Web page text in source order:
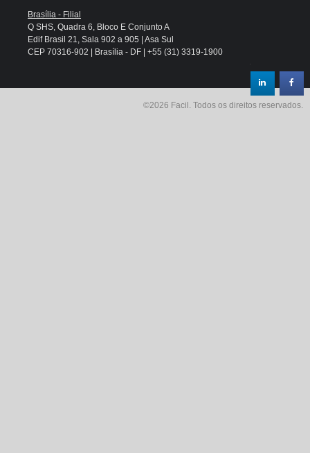
Brasília - Filial
Q SHS, Quadra 6, Bloco E Conjunto A
Edif Brasil 21, Sala 902 a 905 | Asa Sul
CEP 70316-902 | Brasília - DF | +55 (31) 3319-1900
.
©2026 Facil. Todos os direitos reservados.